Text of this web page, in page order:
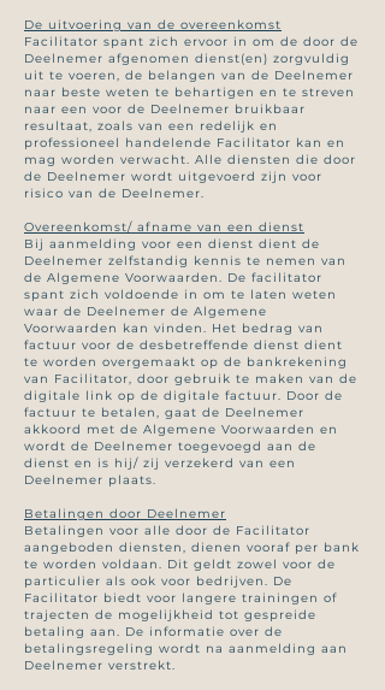
De uitvoering van de overeenkomst
Facilitator spant zich ervoor in om de door de
Deelnemer afgenomen dienst(en) zorgvuldig
uit te voeren, de belangen van de Deelnemer
naar beste weten te behartigen en te streven
naar een voor de Deelnemer bruikbaar
resultaat, zoals van een redelijk en
professioneel handelende Facilitator kan en
mag worden verwacht. Alle diensten die door
de Deelnemer wordt uitgevoerd zijn voor
risico van de Deelnemer.
Overeenkomst/ afname van een dienst
Bij aanmelding voor een dienst dient de
Deelnemer zelfstandig kennis te nemen van
de Algemene Voorwaarden. De facilitator
spant zich voldoende in om te laten weten
waar de Deelnemer de Algemene
Voorwaarden kan vinden. Het bedrag van
factuur voor de desbetreffende dienst dient
te worden overgemaakt op de bankrekening
van Facilitator, door gebruik te maken van de
digitale link op de digitale factuur. Door de
factuur te betalen, gaat de Deelnemer
akkoord met de Algemene Voorwaarden en
wordt de Deelnemer toegevoegd aan de
dienst en is hij/ zij verzekerd van een
Deelnemer plaats.
Betalingen door Deelnemer
Betalingen voor alle door de Facilitator
aangeboden diensten, dienen vooraf per bank
te worden voldaan. Dit geldt zowel voor de
particulier als ook voor bedrijven. De
Facilitator biedt voor langere trainingen of
trajecten de mogelijkheid tot gespreide
betaling aan. De informatie over de
betalingsregeling wordt na aanmelding aan
Deelnemer verstrekt.